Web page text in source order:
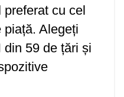
cu cel
piață. Alegeți
59 de țări și